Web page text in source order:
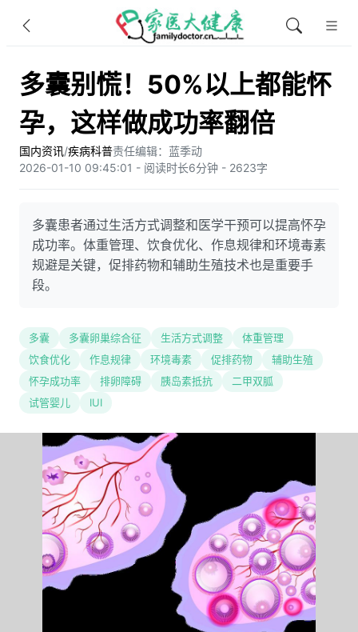
多囊别慌！50%以上都能怀
孕，这样做成功率翻倍
国内资讯/疾病科普责任编辑：蓝季动
2026-01-10 09:45:01 - 阅读时长6分钟 - 2623字
多囊患者通过生活方式调整和医学干预可以提高怀孕
成功率。体重管理、饮食优化、作息规律和环境毒素
规避是关键，促排药物和辅助生殖技术也是重要手
段。
多囊 多囊卵巢综合征 生活方式调整
体重管理
饮食优化
作息规律 环境毒素 促排药物
辅助生殖
怀孕成功率
排卵障碍 胰岛素抵抗
二甲双胍
试管婴儿
IUI